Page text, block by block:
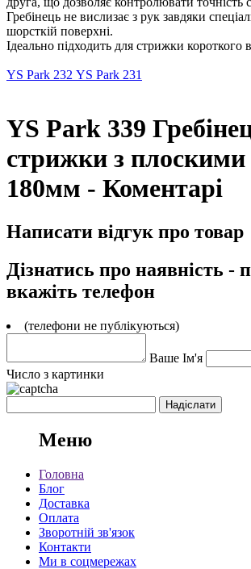
Гребінець не вислизає з рук завдяки
шорсткій поверхні.
Ідеально підходить для стрижки короткого
YS Park 232 YS Park 231
YS Park 339
стрижки з плоскими
180мм - Коментарі
Написати відгук про товар
Дізнатись про наявність -
вкажіть телефон
(телефони не публікуються)
Ваше Ім'я
Число з картинки
Меню
Головна
Блог
Доставка
Оплата
Зворотній зв'язок
Контакти
Ми в соцмережах